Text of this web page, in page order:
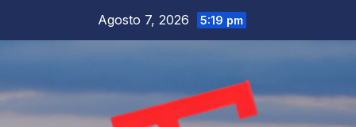
Agosto 7, 2026 5:19 pm